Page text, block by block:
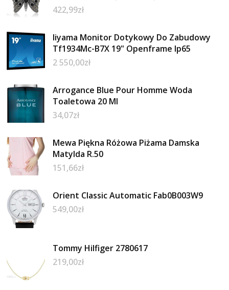
422,99zł
Iiyama Monitor Dotykowy Do Zabudowy
Tf1934Mc-B7X 19" Openframe Ip65
2 550,00zł
Arrogance Blue Pour Homme Woda
Toaletowa 20 Ml
34,07zł
Mewa Piękna Różowa Piżama Damska
Matylda R.50
151,66zł
Orient Classic Automatic Fab0B003W9
549,00zł
Tommy Hilfiger 2780617
219,00zł